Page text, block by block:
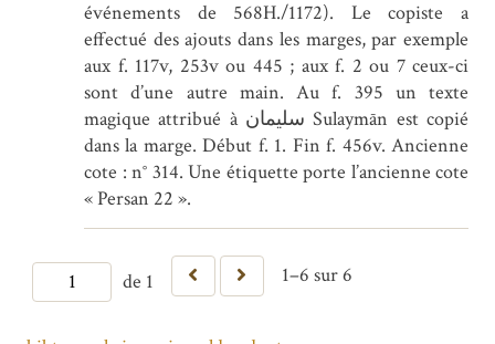
événements de 568H./1172). Le copiste a
effectué des ajouts dans les marges, par exemple
aux f. 117v, 253v ou 445 ; aux f. 2 ou 7 ceux-ci
sont d’une autre main. Au f. 395 un texte
magique attribué à سلیمان Sulaymān est copié
dans la marge. Début f. 1. Fin f. 456v. Ancienne
cote : n° 314. Une étiquette porte l’ancienne cote
« Persan 22 ».
de 1 1–6 sur 6